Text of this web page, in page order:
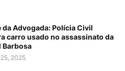
da Advogada: Polícia Civil
carro usado no assassinato da
Barbosa
2025